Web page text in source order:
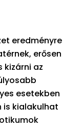
eredményre
erősen
kizárni az
esetekben
is kialakulhat